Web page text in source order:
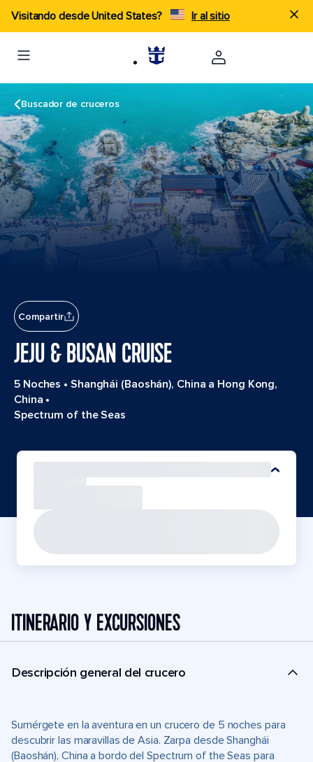
Visitando desde United States? Ir al sitio
Buscador de cruceros
Compartir
JEJU & BUSAN CRUISE
5 Noches • Shanghái (Baoshán), China a Hong Kong,
China •
Spectrum of the Seas
ITINERARIO Y EXCURSIONES
Descripción general del crucero
Sumérgete en la aventura en un crucero de 5 noches para
descubrir las maravillas de Asia. Zarpa desde Shanghái
(Baoshán), China a bordo del Spectrum of the Seas para